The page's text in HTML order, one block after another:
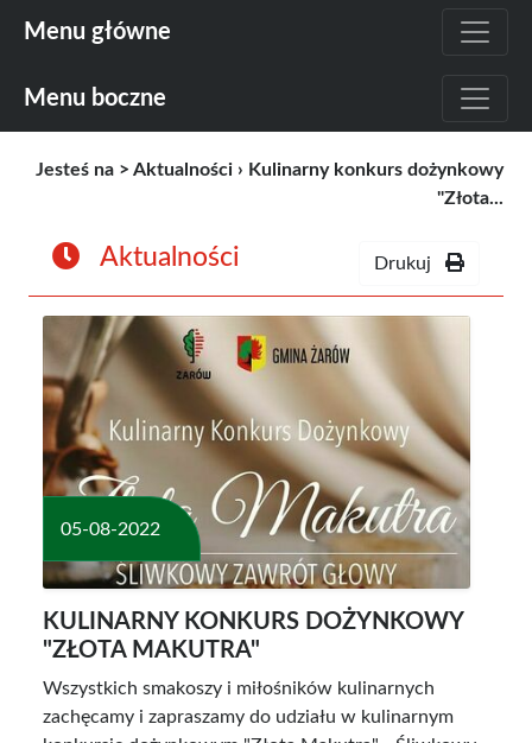
Menu główne
Menu boczne
Jesteś na > Aktualności › Kulinarny konkurs dożynkowy
"Złota...
Aktualności Drukuj
05-08-2022
KULINARNY KONKURS DOŻYNKOWY
"ZŁOTA MAKUTRA"
Wszystkich smakoszy i miłośników kulinarnych
zachęcamy i zapraszamy do udziału w kulinarnym